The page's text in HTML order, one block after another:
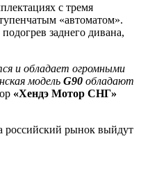
с тремя
«автоматом».
заднего дивана,
и обладает огромными
модель G90 обладают
«Хендэ Мотор СНГ»
российский рынок выйдут